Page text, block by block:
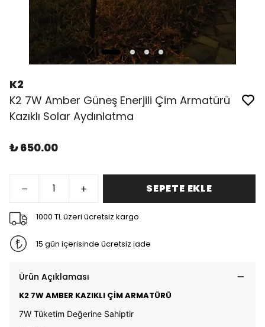
K2
K2 7W Amber Güneş Enerjili Çim Armatürü
Kazıklı Solar Aydınlatma
₺ 650.00
SEPETE EKLE
1000 TL üzeri ücretsiz kargo
15 gün içerisinde ücretsiz iade
Ürün Açıklaması
K2 7W AMBER KAZIKLI ÇİM ARMATÜRÜ
7W Tüketim Değerine Sahiptir